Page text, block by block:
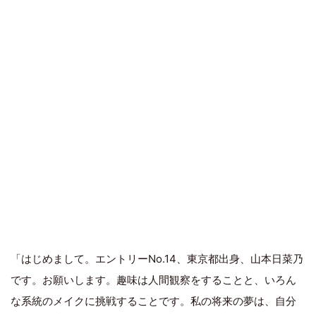
「はじめまして。エントリーNo.14、東京都出身、山本日菜乃
です。お願いします。趣味は人間観察をすることと、いろん
な系統のメイクに挑戦することです。私の将来の夢は、自分